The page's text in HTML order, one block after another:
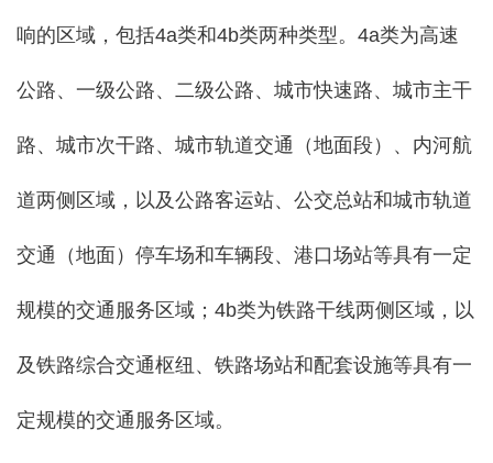
响的区域，包括4a类和4b类两种类型。4a类为高速
公路、一级公路、二级公路、城市快速路、城市主干
路、城市次干路、城市轨道交通（地面段）、内河航
道两侧区域，以及公路客运站、公交总站和城市轨道
交通（地面）停车场和车辆段、港口场站等具有一定
规模的交通服务区域；4b类为铁路干线两侧区域，以
及铁路综合交通枢纽、铁路场站和配套设施等具有一
定规模的交通服务区域。